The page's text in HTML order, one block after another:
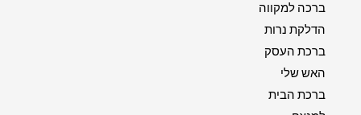
ברכה למקווה
הדלקת נרות
ברכת העסק
האש שלי
ברכת הבית